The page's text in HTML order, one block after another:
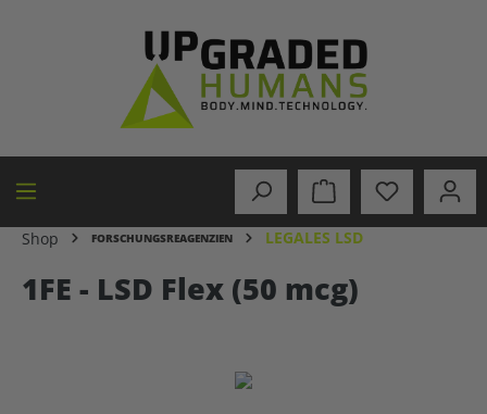
Shop FORSCHUNGSREAGENZIEN LEGALES LSD
1FE - LSD Flex (50 mcg)